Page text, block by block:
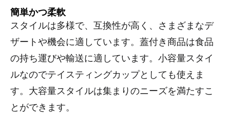
簡単かつ柔軟
スタイルは多様で、互換性が高く、さまざまなデ
ザートや機会に適しています。蓋付き商品は食品
の持ち運びや輸送に適しています。小容量スタイ
ルなのでテイスティングカップとしても使えま
す。大容量スタイルは集まりのニーズを満たすこ
とができます。